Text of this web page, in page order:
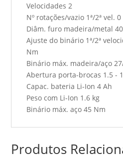
Velocidades 2
Nº rotações/vazio 1ª/2ª vel.
Diâm. furo madeira/metal
Ajuste do binário 1ª/2ª
Nm
Binário máx. madeira/aço
Abertura porta-brocas 1.5 -
Capac. bateria Li-Ion 4 Ah
Peso com Li-Ion 1.6 kg
Binário máx. aço 45 Nm
Produtos